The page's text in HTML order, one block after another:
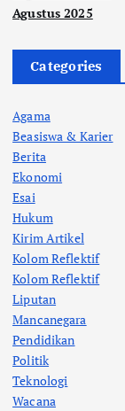
Agustus 2025
Categories
Agama
Beasiswa & Karier
Berita
Ekonomi
Esai
Hukum
Kirim Artikel
Kolom Reflektif
Kolom Reflektif
Liputan
Mancanegara
Pendidikan
Politik
Teknologi
Wacana